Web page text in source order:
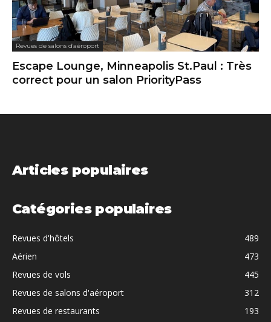
Revues de salons d'aéroport
Escape Lounge, Minneapolis St.Paul : Très
correct pour un salon PriorityPass
Articles populaires
Catégories populaires
Revues d'hôtels
489
Aérien
473
Revues de vols
445
Revues de salons d'aéroport
312
Revues de restaurants
193